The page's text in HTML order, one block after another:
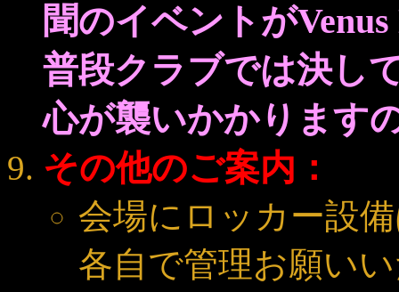
聞のイベントが
普段クラブでは決し
心が襲いかかります
その他のご案内：
会場にロッカー設
各自で管理お願い